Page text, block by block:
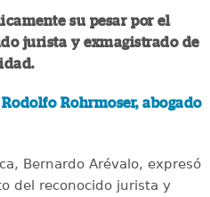
su pesar por el
jurista y exmagistrado de
Rohrmoser, abogado
Bernardo Arévalo, expresó
del reconocido jurista y